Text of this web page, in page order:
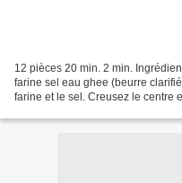
12 pièces 20 min. 2 min.
farine sel eau ghee (beurre
farine et le sel. Creusez le centre